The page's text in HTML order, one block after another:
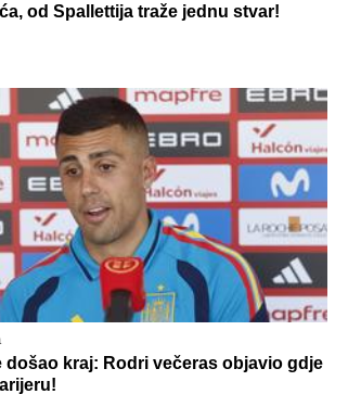
od Spallettija traže jednu stvar!
došao kraj: Rodri večeras objavio gdje